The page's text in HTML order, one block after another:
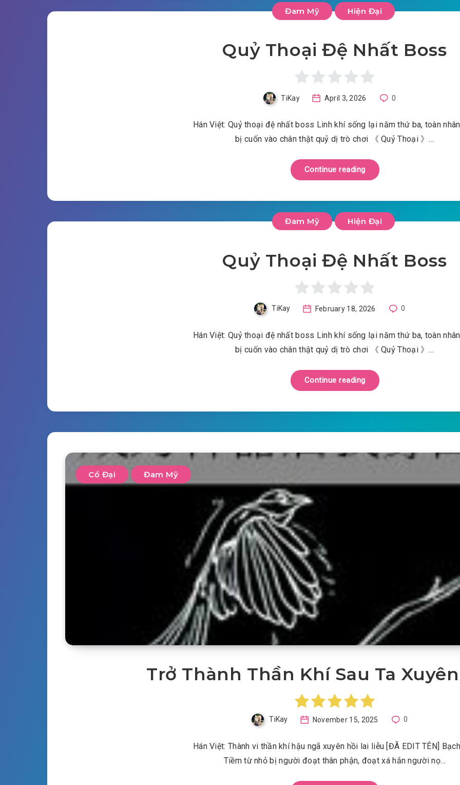
Đam Mỹ Hiện Đại
Quỷ Thoại Đệ Nhất Boss
TiKay April 3, 2026 0
Hán Việt: Quỷ thoại đệ nhất boss Linh khí sống lại năm thứ ba, toàn
bị cuốn vào chân thật quỷ dị trò chơi 《 Quỷ Thoại 》…
Continue reading
Đam Mỹ Hiện Đại
Quỷ Thoại Đệ Nhất Boss
TiKay February 18, 2026 0
Hán Việt: Quỷ thoại đệ nhất boss Linh khí sống lại năm thứ ba, toàn
bị cuốn vào chân thật quỷ dị trò chơi 《 Quỷ Thoại 》…
Continue reading
Cổ Đại Đam Mỹ
Trở Thành Thần Khí Sau Ta
TiKay November 15, 2025 0
Hán Việt: Thành vi thần khí hậu ngã xuyên hồi lai liễu [ĐÃ EDIT TÊN]
Tiềm từ nhỏ bị người đoạt thân phận, đoạt xá hắn người nọ…